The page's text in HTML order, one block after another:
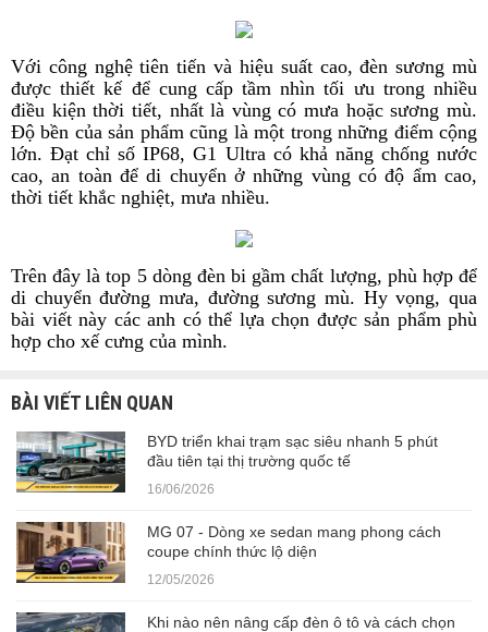
Với công nghệ tiên tiến và hiệu suất cao, đèn sương mù
được thiết kế để cung cấp tầm nhìn tối ưu trong nhiều
điều kiện thời tiết, nhất là vùng có mưa hoặc sương mù.
Độ bền của sản phẩm cũng là một trong những điểm cộng
lớn. Đạt chỉ số IP68, G1 Ultra có khả năng chống nước
cao, an toàn để di chuyển ở những vùng có độ ẩm cao,
thời tiết khắc nghiệt, mưa nhiều.
Trên đây là top 5 dòng đèn bi gầm chất lượng, phù hợp để
di chuyển đường mưa, đường sương mù. Hy vọng, qua
bài viết này các anh có thể lựa chọn được sản phẩm phù
hợp cho xế cưng của mình.
BÀI VIẾT LIÊN QUAN
BYD triển khai trạm sạc siêu nhanh 5 phút
đầu tiên tại thị trường quốc tế
16/06/2026
MG 07 - Dòng xe sedan mang phong cách
coupe chính thức lộ diện
12/05/2026
Khi nào nên nâng cấp đèn ô tô và cách chọn